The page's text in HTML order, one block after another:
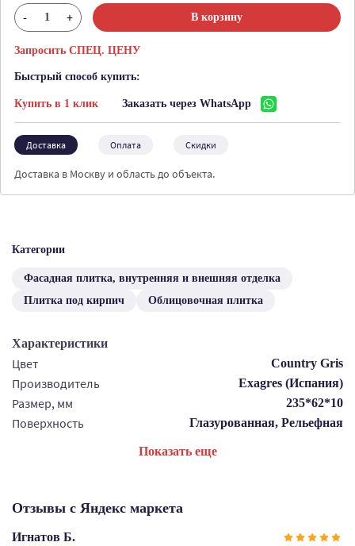
Категории
Фасадная плитка, внутренняя и внешняя отделка
Плитка под кирпич
Облицовочная плитка
Характеристики
Цвет Country Gris
Производитель Exagres (Испания)
Размер, мм 235*62*10
Поверхность Глазурованная, Рельефная
Показать еще
- + В корзину
Запросить СПЕЦ. ЦЕНУ
Быстрый способ купить:
Купить в 1 клик Заказать через WhatsApp
Доставка Оплата Скидки
Доставка в Москву и область до объекта.
Отзывы с Яндекс маркета
Игнатов Б.